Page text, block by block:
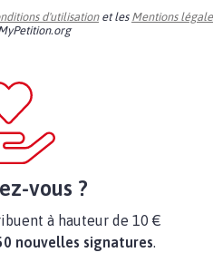
d'utilisationet les Mentions
vous ?
à hauteur de 10 €
nouvelles signatures.